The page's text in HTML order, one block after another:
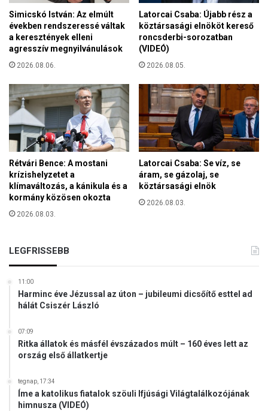
k
l
t
g
y
j
e
m
é
n
y
t
m
u
a
m
Simicskó István: Az elmúlt
években rendszeressé váltak
a keresztények elleni
agresszív megnyilvánulások
2026.08.06.
Latorcai Csaba: Újabb rész a
köztársasági elnököt kereső
roncsderbi-sorozatban
(VIDEÓ)
2026.08.05.
Rétvári Bence: A mostani
krízishelyzetet a
klímaváltozás, a kánikula és a
kormány közösen okozta
2026.08.03.
Latorcai Csaba: Se víz, se
áram, se gázolaj, se
köztársasági elnök
2026.08.03.
LEGFRISSEBB
11:00
Harminc éve Jézussal az úton – jubileumi dicsőítő esttel ad
hálát Csiszér László
07:09
Ritka állatok és másfél évszázados múlt – 160 éves lett az
ország első állatkertje
tegnap, 17:34
Íme a katolikus fiatalok szöuli Ifjúsági Világtalálkozójának
himnusza (VIDEÓ)